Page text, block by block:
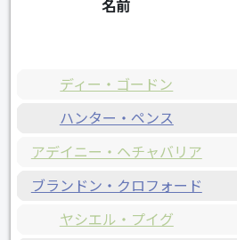
名前
ディー・ゴードン
ハンター・ペンス
アデイニー・ヘチャバリア
ブランドン・クロフォード
ヤシエル・プイグ